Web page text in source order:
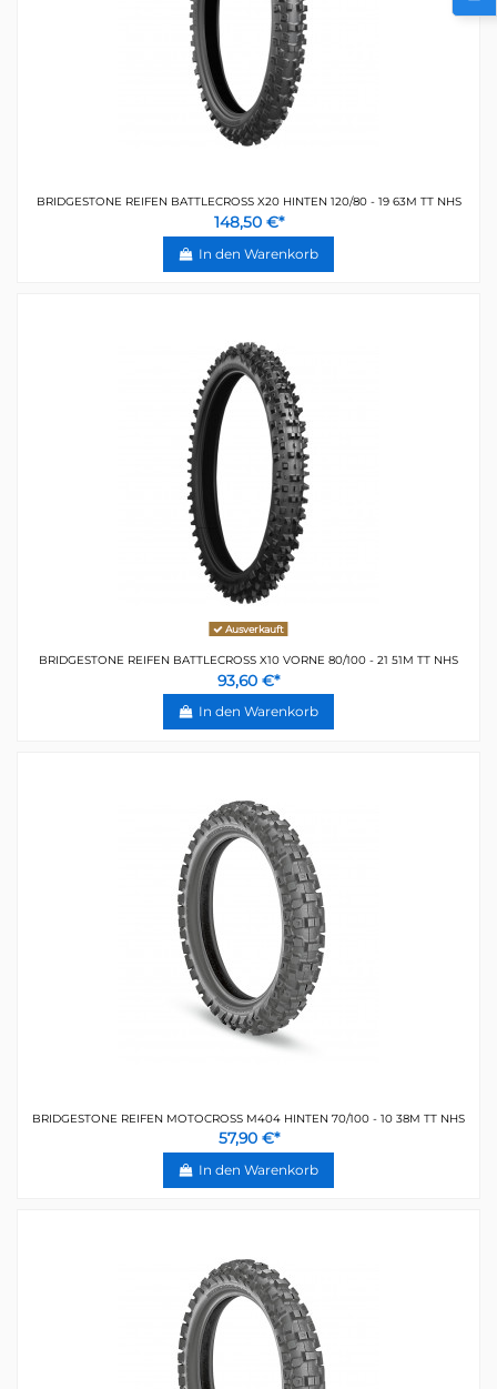
BRIDGESTONE REIFEN BATTLECROSS X20 HINTEN 120/80 - 19 63M TT NHS
148,50 €*
In den Warenkorb
Ausverkauft
BRIDGESTONE REIFEN BATTLECROSS X10 VORNE 80/100 - 21 51M TT NHS
93,60 €*
In den Warenkorb
BRIDGESTONE REIFEN MOTOCROSS M404 HINTEN 70/100 - 10 38M TT NHS
57,90 €*
In den Warenkorb